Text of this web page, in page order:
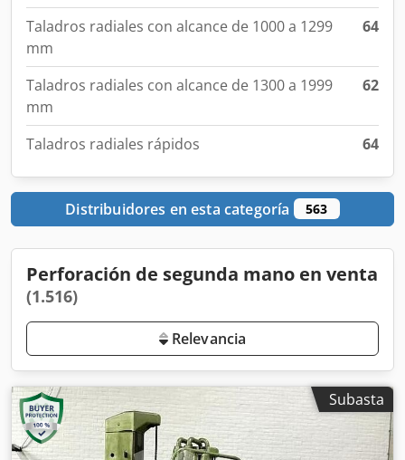
Taladros radiales con alcance de 1000 a 1299
mm
64
Taladros radiales con alcance de 1300 a 1999
mm
62
Taladros radiales rápidos 64
Distribuidores en esta categoría 563
Perforación de segunda mano en venta
(1.516)
Relevancia
Subasta